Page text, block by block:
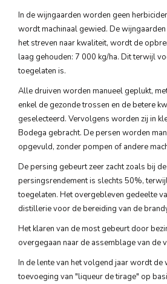
In de wijngaarden worden geen
wordt machinaal gewied. De
het streven naar kwaliteit, wordt de
laag gehouden: 7 000 kg/ha. Dit terwijl
toegelaten is.
Alle druiven worden manueel geplukt,
enkel de gezonde trossen en de betere
geselecteerd. Vervolgens worden zij in
Bodega gebracht. De persen worden
opgevuld, zonder pompen of andere
De persing gebeurt zeer zacht zoals bij
persingsrendement is slechts 50%,
toegelaten. Het overgebleven gedeelte
distillerie voor de bereiding van de
Het klaren van de most gebeurt door
overgegaan naar de assemblage van de
In de lente van het volgend jaar wordt
toevoeging van "liqueur de tirage" op